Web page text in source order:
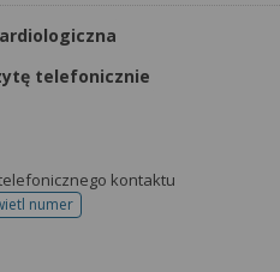
telefonicznie
kontaktu
numer
telefonu do rejestracji